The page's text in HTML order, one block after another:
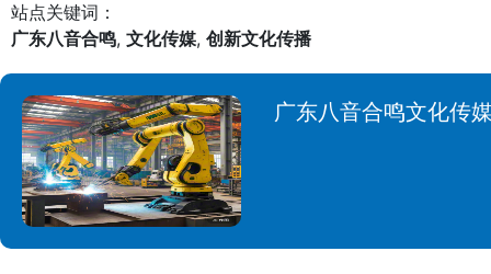
站点关键词：
广东八音合鸣, 文化传媒, 创新文化传播
广东八音合鸣文化传